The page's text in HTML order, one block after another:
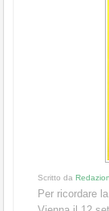
Scritto da
Per ricordare